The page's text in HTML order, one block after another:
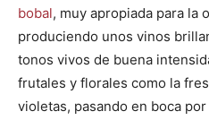
bobal, muy apropiada para la
produciendo unos vinos
tonos vivos de buena
frutales y florales como la
violetas, pasando en boca